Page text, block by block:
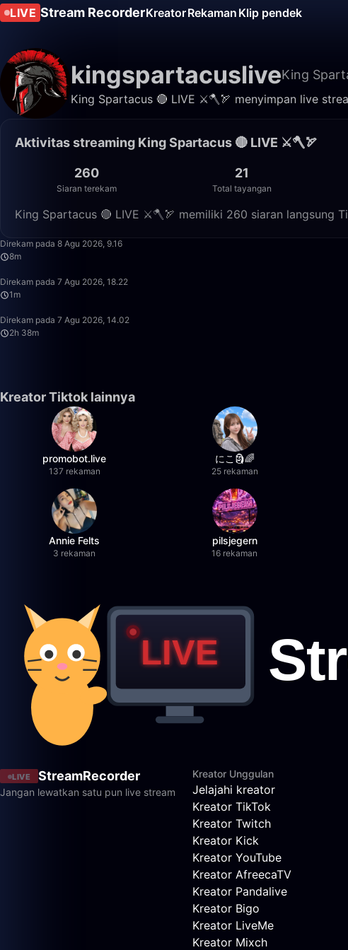
LIVE Stream RecorderKreatorRekaman Klip pendek
kingspartacusliveKing
King Spartacus 🔴 LIVE ⚔️🪓🏹 menyimpan live
Aktivitas streaming King Spartacus 🔴 LIVE ⚔️🪓🏹
260
Siaran terekam
21
Total tayangan
King Spartacus 🔴 LIVE ⚔️🪓🏹 memiliki 260 siaran langsung
Direkam pada 8 Agu 2026, 9.16
8m
Direkam pada 7 Agu 2026, 18.22
1m
Direkam pada 7 Agu 2026, 14.02
2h 38m
Kreator Tiktok lainnya
promobot.live
137 rekaman
にこ🗿🌈
25 rekaman
Annie Felts
3 rekaman
pilsjegern
16 rekaman
LIVE StreamRecorder
Jangan lewatkan satu pun live stream
Kreator Unggulan
Jelajahi kreator
Kreator TikTok
Kreator Twitch
Kreator Kick
Kreator YouTube
Kreator AfreecaTV
Kreator Pandalive
Kreator Bigo
Kreator LiveMe
Kreator Mixch